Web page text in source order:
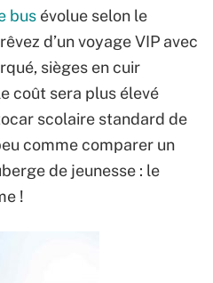
bus évolue selon le
d’un voyage VIP avec
sièges en cuir
coût sera plus élevé
scolaire standard de
comme comparer un
de jeunesse : le
!